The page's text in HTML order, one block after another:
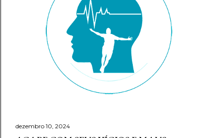
dezembro 10, 2024